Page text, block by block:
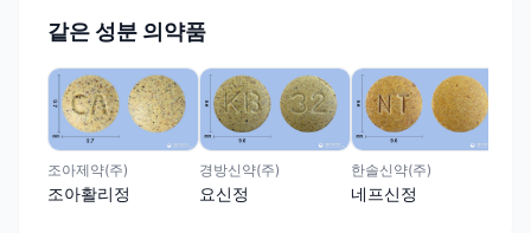
같은 성분 의약품
조아제약(주)
조아활리정
경방신약(주)
요신정
한솔신약(주)
네프신정